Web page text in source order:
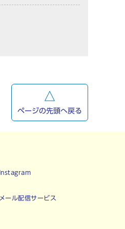
ページの先頭へ戻る
Instagram
メール配信サービス